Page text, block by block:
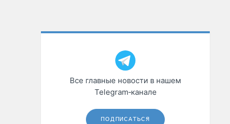
Все главные новости в нашем
Telegram‑канале
ПОДПИСАТЬСЯ